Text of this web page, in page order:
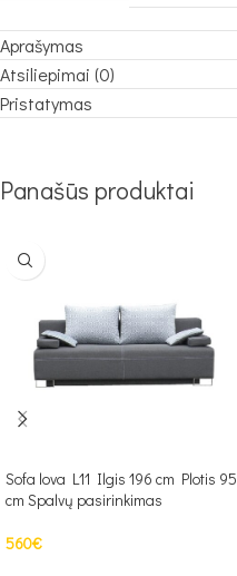
Aprašymas
Atsiliepimai (0)
Pristatymas
Panašūs produktai
Sofa lova L11 Ilgis 196 cm Plotis 95
cm Spalvų pasirinkimas
560€